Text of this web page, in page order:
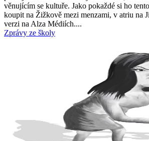
věnujícím se kultuře. Jako pokaždé si ho
koupit na Žižkově mezi menzami, v atriu na
verzi na Alza Médiích....
Zprávy ze školy